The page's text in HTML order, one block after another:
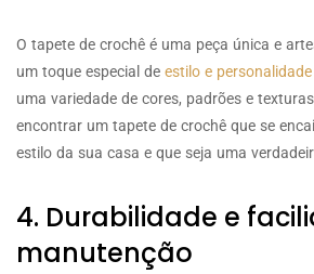
O tapete de crochê é uma peça única e
um toque especial de estilo e
uma variedade de cores, padrões e
encontrar um tapete de crochê que se
estilo da sua casa e que seja uma
4. Durabilidade e
manutenção